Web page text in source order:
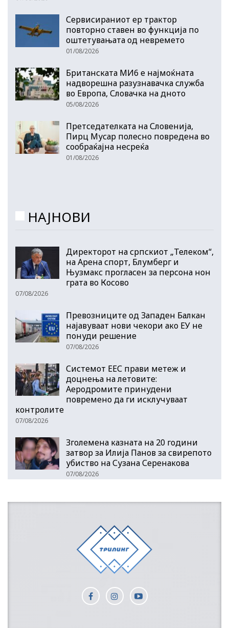
Сервисираниот ер трактор
повторно ставен во функција по
оштетувањата од невремето
01/08/2026
Британската МИ6 е најмоќната
надворешна разузнавачка служба
во Европа, Словачка на дното
05/08/2026
Претседателката на Словенија,
Пирц Мусар полесно повредена во
сообраќајна несреќа
01/08/2026
НАЈНОВИ
Директорот на српскиот „Телеком“,
на Арена спорт, Блумберг и
Њузмакс прогласен за персона нон
грата во Косово
07/08/2026
Превозниците од Западен Балкан
најавуваат нови чекори ако ЕУ не
понуди решение
07/08/2026
Системот ЕЕС прави метеж и
доцнења на летовите:
Аеродромите принудени
повремено да ги исклучуваат
контролите
07/08/2026
Зголемена казната на 20 години
затвор за Илија Панов за свирепото
убиство на Сузана Серенакова
07/08/2026